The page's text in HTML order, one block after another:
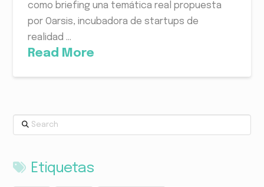
como briefing una temática real propuesta
por Oarsis, incubadora de startups de
realidad ...
Read More
Search
Etiquetas